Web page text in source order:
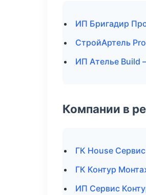
ИП Бригадир
СтройАртель
ИП Ателье Build
Компании в
ГК House
ГК Контур
ИП Сервис